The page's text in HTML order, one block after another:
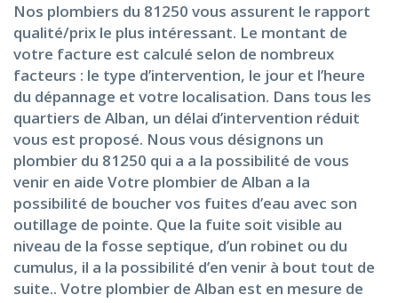
Nos plombiers du 81250 vous assurent le rapport
qualité/prix le plus intéressant. Le montant de
votre facture est calculé selon de nombreux
facteurs : le type d’intervention, le jour et l’heure
du dépannage et votre localisation. Dans tous les
quartiers de Alban, un délai d’intervention réduit
vous est proposé. Nous vous désignons un
plombier du 81250 qui a a la possibilité de vous
venir en aide Votre plombier de Alban a la
possibilité de boucher vos fuites d’eau avec son
outillage de pointe. Que la fuite soit visible au
niveau de la fosse septique, d’un robinet ou du
cumulus, il a la possibilité d’en venir à bout tout de
suite.. Votre plombier de Alban est en mesure de